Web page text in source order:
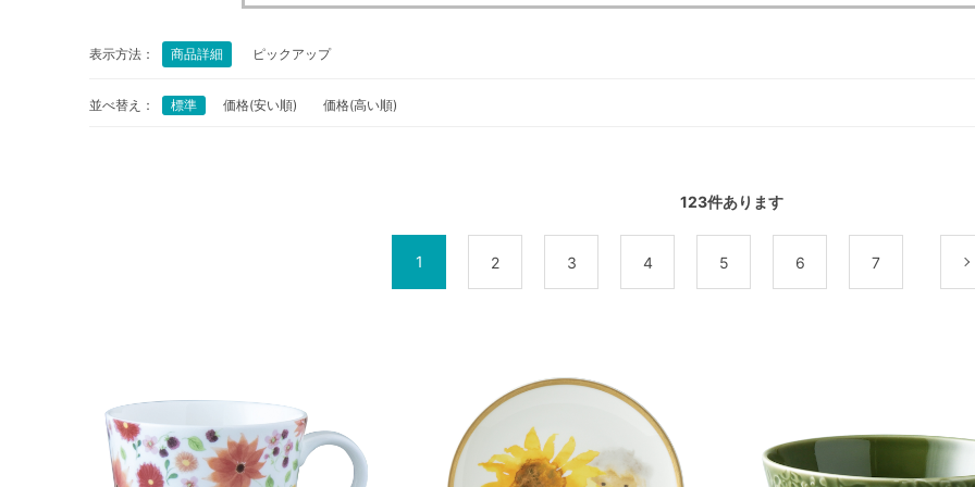
表示方法： 商品詳細 ピックアップ
並べ替え： 標準 価格(安い順) 価格(高い順)
123件あります
1 2 3 4 5 6 7